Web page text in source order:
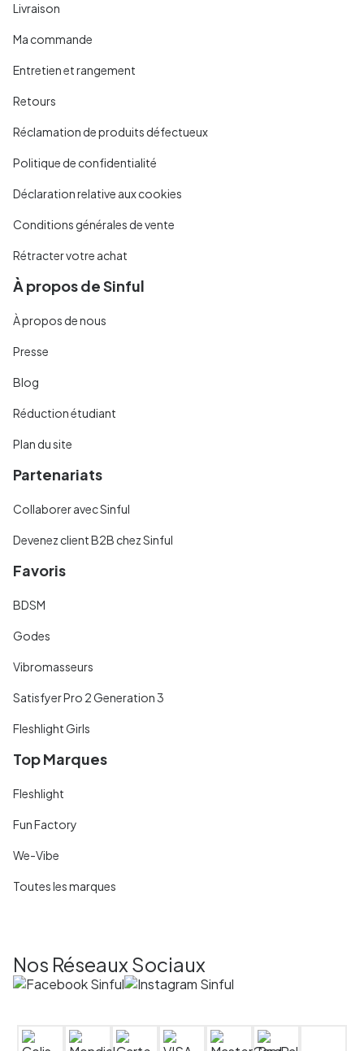
Livraison
Ma commande
Entretien et rangement
Retours
Réclamation de produits défectueux
Politique de confidentialité
Déclaration relative aux cookies
Conditions générales de vente
Rétracter votre achat
À propos de Sinful
À propos de nous
Presse
Blog
Réduction étudiant
Plan du site
Partenariats
Collaborer avec Sinful
Devenez client B2B chez Sinful
Favoris
BDSM
Godes
Vibromasseurs
Satisfyer Pro 2 Generation 3
Fleshlight Girls
Top Marques
Fleshlight
Fun Factory
We-Vibe
Toutes les marques
Nos Réseaux Sociaux